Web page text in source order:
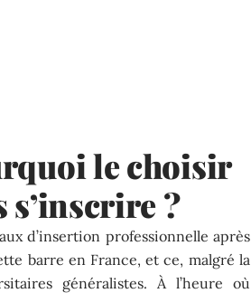
le choisir
s’inscrire ?
d’insertion professionnelle après
barre en France, et ce, malgré la
généralistes. À l’heure où